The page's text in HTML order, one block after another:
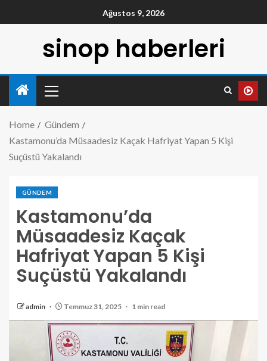
Ağustos 9, 2026
sinop haberleri
Home
Gündem
Kastamonu’da Müsaadesiz Kaçak Hafriyat Yapan 5 Kişi
Suçüstü Yakalandı
GÜNDEM
Kastamonu’da
Müsaadesiz Kaçak
Hafriyat Yapan 5 Kişi
Suçüstü Yakalandı
admin Temmuz 31, 2025 1 min read